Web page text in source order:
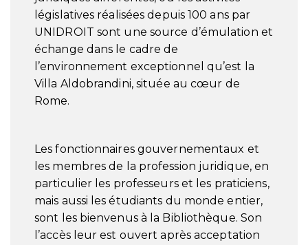
législatives réalisées depuis 100 ans par
UNIDROIT sont une source d’émulation et
échange dans le cadre de
l’environnement exceptionnel qu’est la
Villa Aldobrandini, située au cœur de
Rome.
Les fonctionnaires gouvernementaux et
les membres de la profession juridique, en
particulier les professeurs et les praticiens,
mais aussi les étudiants du monde entier,
sont les bienvenus à la Bibliothèque. Son
l’accès leur est ouvert après acceptation